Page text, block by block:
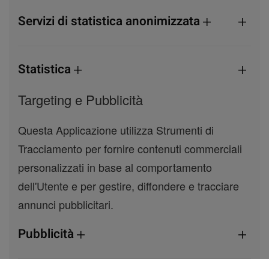
Servizi di statistica anonimizzata
Statistica
Targeting e Pubblicità
Questa Applicazione utilizza Strumenti di
Tracciamento per fornire contenuti commerciali
personalizzati in base al comportamento
dell'Utente e per gestire, diffondere e tracciare
annunci pubblicitari.
Pubblicità